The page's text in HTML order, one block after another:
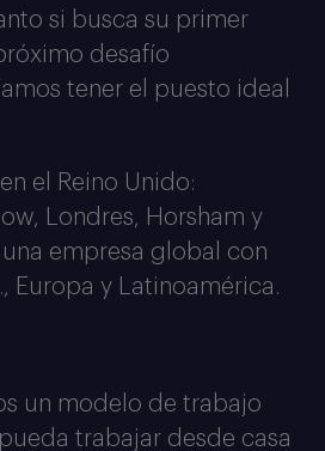
equipo
proactivos para
si busca su primer
desafío
tener el puesto ideal
el Reino Unido:
Londres, Horsham y
empresa global con
Europa y Latinoamérica.
un modelo de trabajo
trabajar desde casa